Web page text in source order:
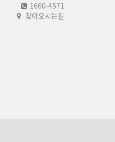
1660-4571
찾아오시는길